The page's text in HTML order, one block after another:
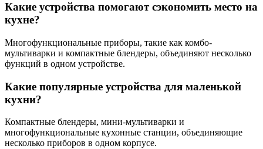
Какие устройства помогают сэкономить место на
кухне?
Многофункциональные приборы, такие как комбо-
мультиварки и компактные блендеры, объединяют несколько
функций в одном устройстве.
Какие популярные устройства для маленькой
кухни?
Компактные блендеры, мини-мультиварки и
многофункциональные кухонные станции, объединяющие
несколько приборов в одном корпусе.